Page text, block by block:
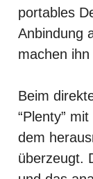
portables
Anbindung
machen
Beim
“Plenty”
dem
überzeugt.